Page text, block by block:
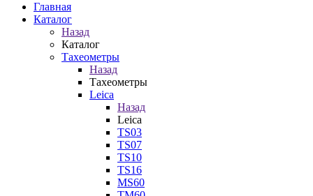
Главная
Каталог
Назад
Каталог
Тахеометры
Назад
Тахеометры
Leica
Назад
Leica
TS03
TS07
TS10
TS16
MS60